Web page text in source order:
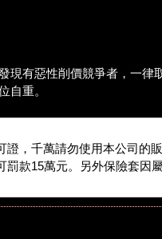
現有惡性削價競爭者，一律
自重。
，千萬請勿使用本公司的
款15萬元。另外保險套因